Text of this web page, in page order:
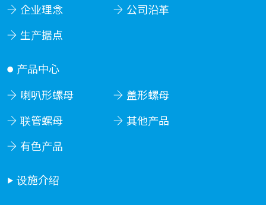
企业理念
公司沿革
生产据点
产品中心
喇叭形螺母
盖形螺母
联管螺母
其他产品
有色产品
设施介绍